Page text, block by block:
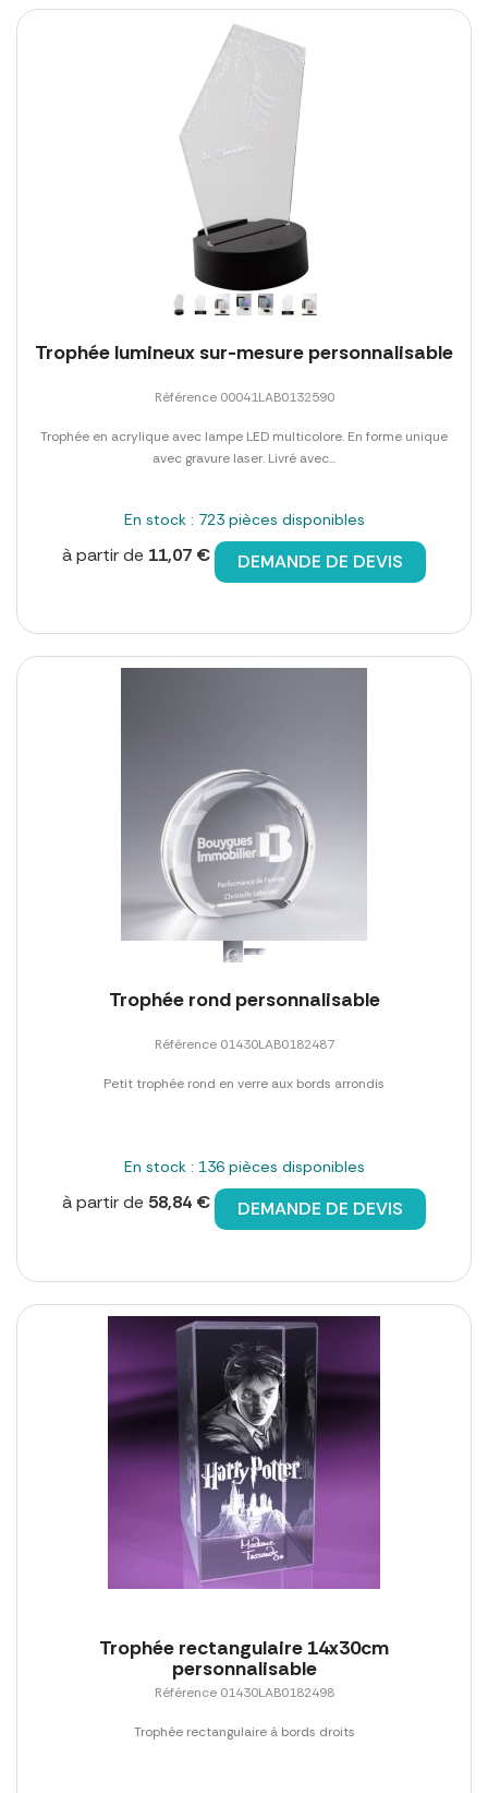
Trophée lumineux sur-mesure personnalisable
Référence 00041LAB0132590
Trophée en acrylique avec lampe LED multicolore. En forme unique
avec gravure laser. Livré avec...
En stock : 723 pièces disponibles
à partir de 11,07 € DEMANDE DE DEVIS
Trophée rond personnalisable
Référence 01430LAB0182487
Petit trophée rond en verre aux bords arrondis
En stock : 136 pièces disponibles
à partir de 58,84 € DEMANDE DE DEVIS
Trophée rectangulaire 14x30cm
personnalisable
Référence 01430LAB0182498
Trophée rectangulaire à bords droits